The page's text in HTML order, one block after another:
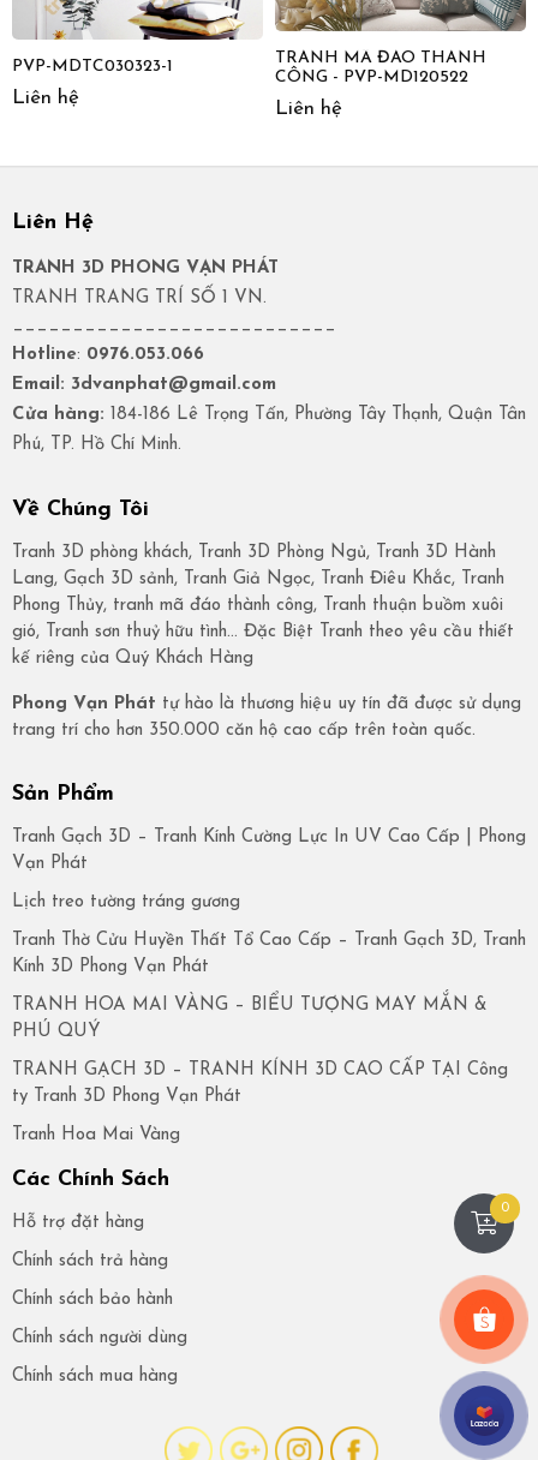
PVP-MDTC030323-1
Liên hệ
TRANH MÃ ĐÁO THÀNH
CÔNG - PVP-MD120522
Liên hệ
Liên Hệ
TRANH 3D PHONG VẠN PHÁT
TRANH TRANG TRÍ SỐ 1 VN.
___________________________
Hotline: 0976.053.066
Email: 3dvanphat@gmail.com
Cửa hàng: 184-186 Lê Trọng Tấn, Phường Tây Thạnh, Quận Tân
Phú, TP. Hồ Chí Minh.
Về Chúng Tôi
Tranh 3D phòng khách, Tranh 3D Phòng Ngủ, Tranh 3D Hành
Lang, Gạch 3D sảnh, Tranh Giả Ngọc, Tranh Điêu Khắc, Tranh
Phong Thủy, tranh mã đáo thành công, Tranh thuận buồm xuôi
gió, Tranh sơn thuỷ hữu tình… Đặc Biệt Tranh theo yêu cầu thiết
kế riêng của Quý Khách Hàng
Phong Vạn Phát tự hào là thương hiệu uy tín đã được sử dụng
trang trí cho hơn 350.000 căn hộ cao cấp trên toàn quốc.
Sản Phẩm
Tranh Gạch 3D – Tranh Kính Cường Lực In UV Cao Cấp | Phong
Vạn Phát
Lịch treo tường tráng gương
Tranh Thờ Cửu Huyền Thất Tổ Cao Cấp – Tranh Gạch 3D, Tranh
Kính 3D Phong Vạn Phát
TRANH HOA MAI VÀNG – BIỂU TƯỢNG MAY MẮN &
PHÚ QUÝ
TRANH GẠCH 3D – TRANH KÍNH 3D CAO CẤP TẠI Công
ty Tranh 3D Phong Vạn Phát
Tranh Hoa Mai Vàng
Các Chính Sách
Hỗ trợ đặt hàng
Chính sách trả hàng
Chính sách bảo hành
Chính sách người dùng
Chính sách mua hàng
0